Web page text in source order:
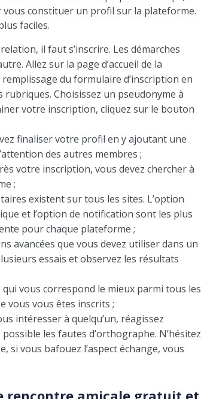
constituer un profil sur la plateforme.
faciles.
il faut s’inscrire. Les démarches
Allez sur la page d’accueil de la
du formulaire d’inscription en
Choisissez un pseudonyme à
votre inscription, cliquez sur le bouton
finaliser votre profil en y ajoutant une
des autres membres ;
votre inscription, vous devez chercher à
;
existent sur tous les sites. L’option
et l’option de notification sont les plus
pour chaque plateforme ;
avancées que vous devez utiliser dans un
essais et observez les résultats
vous correspond le mieux parmi tous les
vous vous êtes inscrits ;
intéresser à quelqu’un, réagissez
les fautes d’orthographe. N’hésitez
si vous bafouez l’aspect échange, vous
rencontre amicale gratuit et